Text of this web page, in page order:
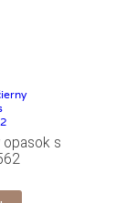
opasok s